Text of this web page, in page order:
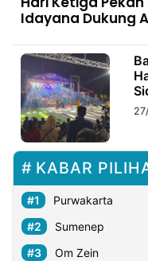
Kabarbaru
Idayana Dukung
KABAR
Purwakarta
Sumenep
Om Zein